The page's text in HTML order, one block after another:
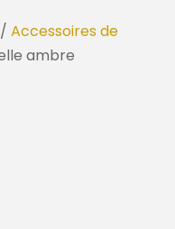
Accessoires de
ambre